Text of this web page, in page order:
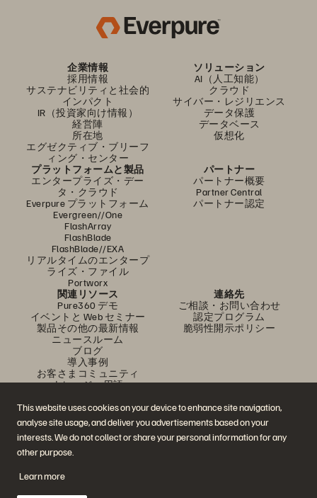
This website uses cookies on your device to enhance site navigation,
analyse site usage, and deliver you advertisements based on your
interests. We do not collect or share your personal information for any
other purpose.
Learn more
企業情報
採用情報
サステナビリティと社会的
インパクト
IR（投資家向け情報）
経営陣
所在地
エグゼクティブ・ブリーフ
ィング・センター
ソリューション
AI（人工知能）
クラウド
サイバー・レジリエンス
データ保護
データベース
仮想化
プラットフォームと製品
エンタープライズ・デー
タ・クラウド
Everpure プラットフォーム
Evergreen//One
FlashArray
FlashBlade
FlashBlade//EXA
リアルタイムのエンタープ
ライズ・ファイル
Portworx
パートナー
パートナー概要
Partner Central
パートナー認定
関連リソース
Pure360 デモ
イベントと Web セミナー
製品その他の最新情報
ニュースルーム
ブログ
導入事例
お客さまコミュニティ
ナレッジ・用語
連絡先
ご相談・お問い合わせ
認定プログラム
脆弱性開示ポリシー
公式 SNS
是非フォローをお願いします！